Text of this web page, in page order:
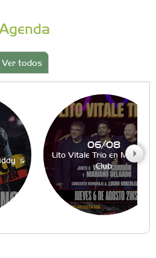
Ver todos
06/08
Lito Vitale Trio en Muddy´s
Club